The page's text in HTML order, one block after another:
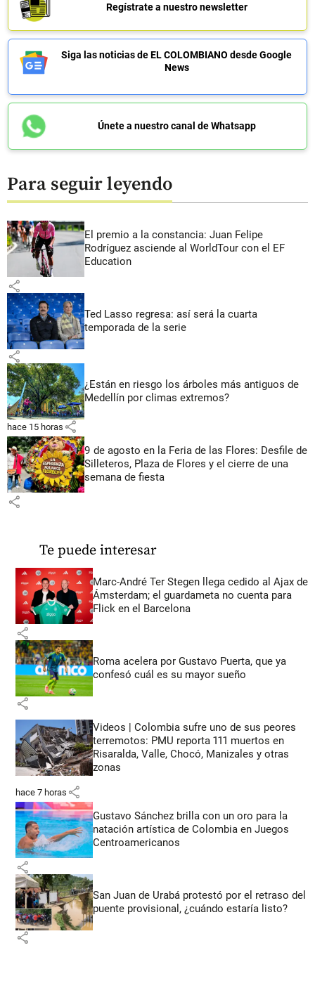
Regístrate a nuestro newsletter
Siga las noticias de EL COLOMBIANO desde Google
News
Únete a nuestro canal de Whatsapp
Para seguir leyendo
El premio a la constancia: Juan Felipe
Rodríguez asciende al WorldTour con el EF
Education
share
Ted Lasso regresa: así será la cuarta
temporada de la serie
share
¿Están en riesgo los árboles más antiguos de
Medellín por climas extremos?
hace 15 horas share
9 de agosto en la Feria de las Flores: Desfile de
Silleteros, Plaza de Flores y el cierre de una
semana de fiesta
share
Te puede interesar
Marc-André Ter Stegen llega cedido al Ajax de
Ámsterdam; el guardameta no cuenta para
Flick en el Barcelona
share
Roma acelera por Gustavo Puerta, que ya
confesó cuál es su mayor sueño
share
Videos | Colombia sufre uno de sus peores
terremotos: PMU reporta 111 muertos en
Risaralda, Valle, Chocó, Manizales y otras
zonas
hace 7 horas share
Gustavo Sánchez brilla con un oro para la
natación artística de Colombia en Juegos
Centroamericanos
share
San Juan de Urabá protestó por el retraso del
puente provisional, ¿cuándo estaría listo?
share